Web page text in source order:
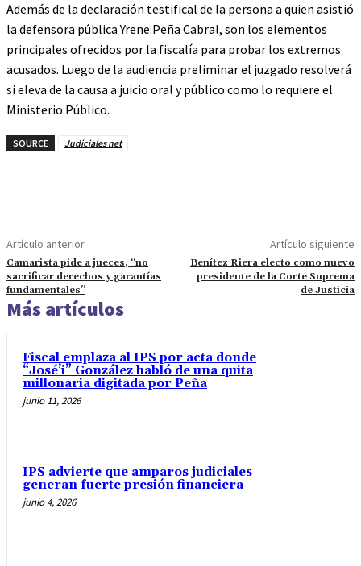
Además de la declaración testifical de la persona a quien asistió
la defensora pública Yrene Peña Cabral, son los elementos
principales ofrecidos por la fiscalía para probar los extremos
acusados. Luego de la audiencia preliminar el juzgado resolverá
si eleva de la causa a juicio oral y público como lo requiere el
Ministerio Público.
SOURCE Judiciales net
Artículo anterior
Camarista pide a jueces, “no
sacrificar derechos y garantías
fundamentales”
Artículo siguiente
Benítez Riera electo como nuevo
presidente de la Corte Suprema
de Justicia
Más artículos
Fiscal emplaza al IPS por acta donde
“José’i” González habló de una quita
millonaria digitada por Peña
junio 11, 2026
IPS advierte que amparos judiciales
generan fuerte presión financiera
junio 4, 2026